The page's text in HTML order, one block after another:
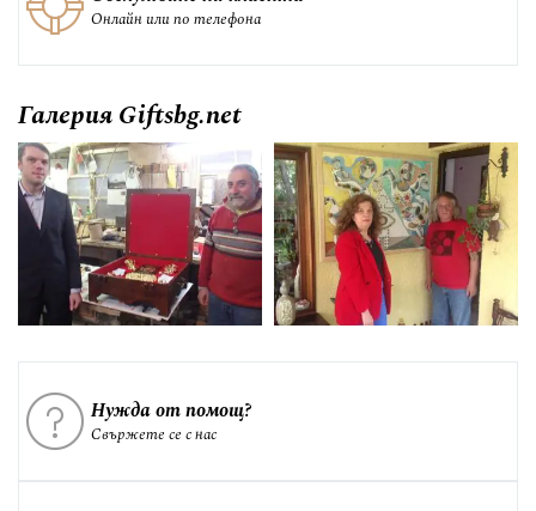
Онлайн или по телефона
Галерия Giftsbg.net
Нужда от помощ?
Свържете се с нас